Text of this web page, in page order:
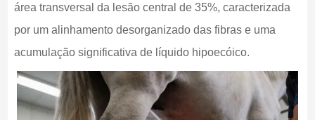
área transversal da lesão central de 35%, caracterizada
por um alinhamento desorganizado das fibras e uma
acumulação significativa de líquido hipoecóico.